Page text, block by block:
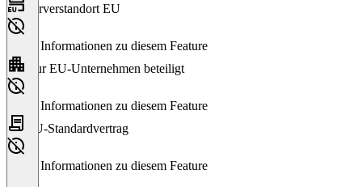
Serverstandort EU
Keine Informationen zu diesem Feature
Nur EU-Unternehmen beteiligt
Keine Informationen zu diesem Feature
EU-Standardvertrag
Keine Informationen zu diesem Feature